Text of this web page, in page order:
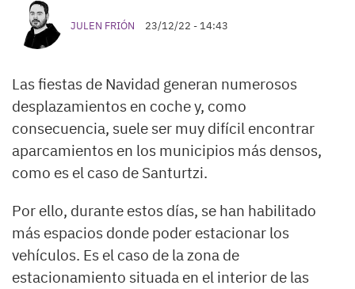
JULEN FRIÓN 23/12/22 - 14:43
Las fiestas de Navidad generan numerosos
desplazamientos en coche y, como
consecuencia, suele ser muy difícil encontrar
aparcamientos en los municipios más densos,
como es el caso de Santurtzi.
Por ello, durante estos días, se han habilitado
más espacios donde poder estacionar los
vehículos. Es el caso de la zona de
estacionamiento situada en el interior de las